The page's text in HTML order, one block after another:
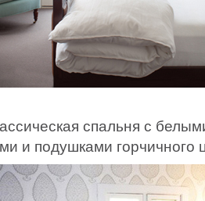
спальня с
и подушками горчичного